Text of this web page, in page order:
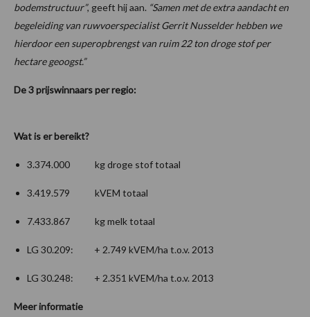
bodemstructuur”, geeft hij aan. “Samen met de extra aandacht en
begeleiding van ruwvoerspecialist Gerrit Nusselder hebben we
hierdoor een superopbrengst van ruim 22 ton droge stof per
hectare geoogst.”
De 3 prijswinnaars per regio:
Wat is er bereikt?
3.374.000 kg droge stof totaal
3.419.579 kVEM totaal
7.433.867 kg melk totaal
LG 30.209: + 2.749 kVEM/ha t.o.v. 2013
LG 30.248: + 2.351 kVEM/ha t.o.v. 2013
Meer informatie